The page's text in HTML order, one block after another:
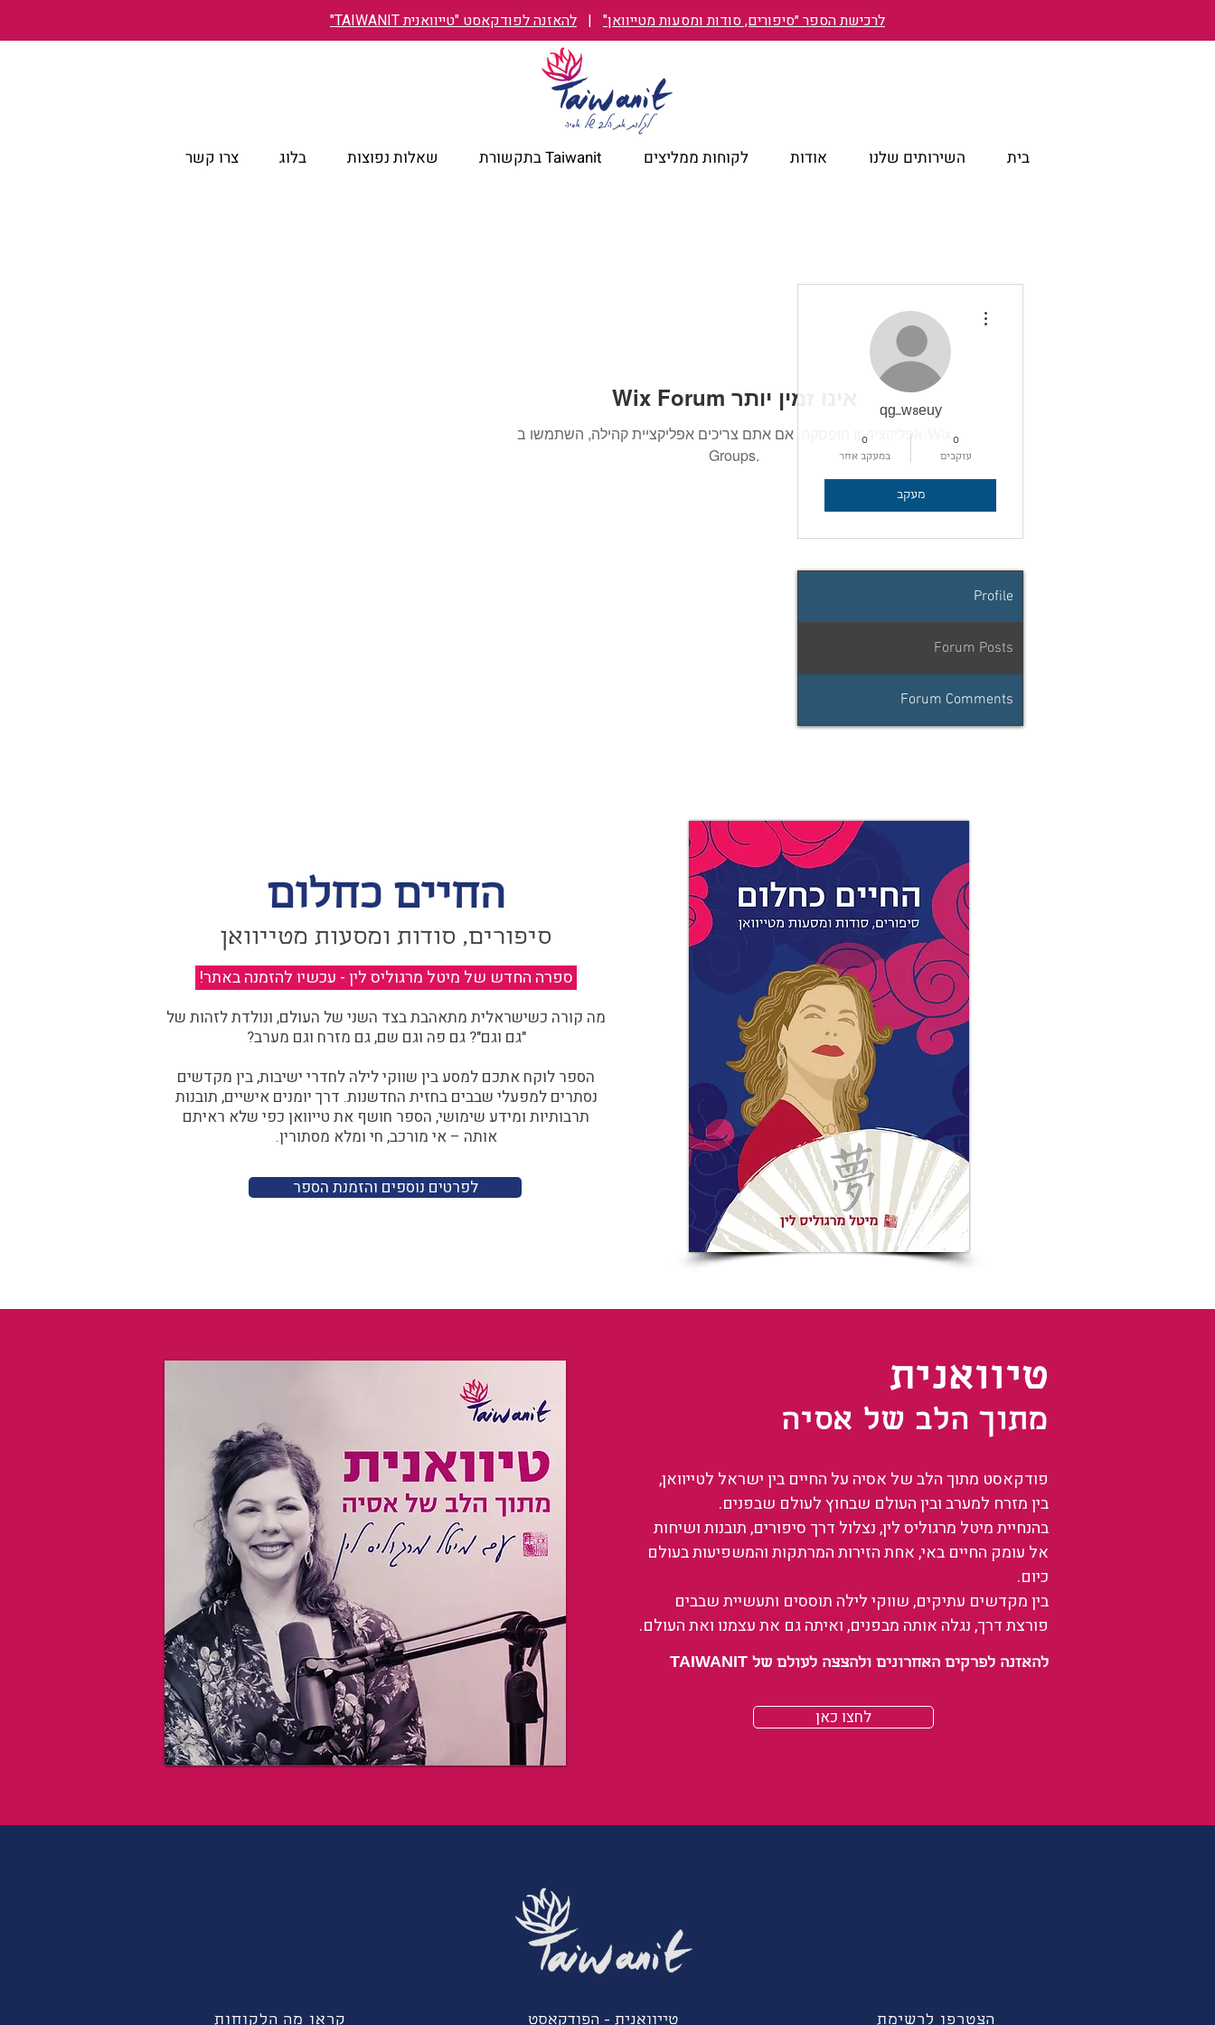
לרכישת הספר ״סיפורים, סודות ומסעות מטייוואן" | להאזנה לפודקאסט "טייוואנית TAIWANIT"
בית השירותים שלנו אודות לקוחות ממליצים Taiwanit בתקשורת שאלות נפוצות בלוג צרו קשר
Wix Forum אינו זמין יותר
אפליקציה זו הופסקה. אם אתם צריכים אפליקציית קהילה, השתמשו ב-Wix
Groups.
qg_w8euy
0
עוקבים
0
במעקב אחר
מעקב
Profile
Forum Posts
Forum Comments
החיים כחלום
סיפורים, סודות ומסעות מטייוואן
ספרה החדש של מיטל מרגוליס לין - עכשיו להזמנה באתר!
מה קורה כשישראלית מתאהבת בצד השני של העולם, ונולדת לזהות של
"גם וגם"? גם פה וגם שם, גם מזרח וגם מערב?​​
הספר לוקח אתכם למסע בין שווקי לילה לחדרי ישיבות, בין מקדשים
נסתרים למפעלי שבבים בחזית החדשנות. דרך יומנים אישיים, תובנות
תרבותיות ומידע שימושי, הספר חושף את טייוואן כפי שלא ראיתם
אותה – אי מורכב, חי ומלא מסתורין.
לפרטים נוספים והזמנת הספר
טיוואנית
מתוך הלב של אסיה
פודקאסט מתוך הלב של אסיה על החיים בין ישראל לטייוואן,
בין מזרח למערב ובין העולם שבחוץ לעולם שבפנים.
בהנחיית מיטל מרגוליס לין, נצלול דרך סיפורים, תובנות ושיחות
אל עומק החיים באי, אחת הזירות המרתקות והמשפיעות בעולם
כיום.
בין מקדשים עתיקים, שווקי לילה תוססים ותעשיית שבבים
פורצת דרך, נגלה אותה מבפנים, ואיתה גם את עצמנו ואת העולם.
להאזנה לפרקים האחרונים ולהצצה לעולם של TAIWANIT
לחצו כאן
הצטרפו לרשימת טייוואנית - הפודקאסט קראו מה הלקוחות